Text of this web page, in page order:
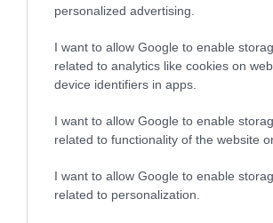
personalized advertising.
I want to allow Google to enable
related to analytics like cookies on
device identifiers in apps.
I want to allow Google to enable
related to functionality of the website
I want to allow Google to enable
related to personalization.